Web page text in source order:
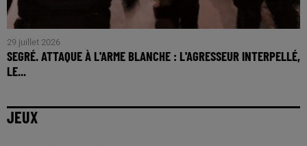
29 juillet 2026
SEGRÉ. ATTAQUE À L'ARME BLANCHE : L'AGRESSEUR INTERPELLÉ,
LE...
JEUX